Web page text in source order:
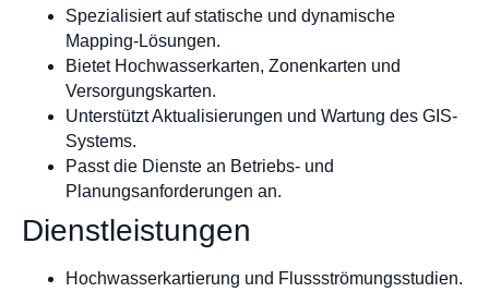
Spezialisiert auf statische und dynamische
Mapping-Lösungen.
Bietet Hochwasserkarten, Zonenkarten und
Versorgungskarten.
Unterstützt Aktualisierungen und Wartung des GIS-
Systems.
Passt die Dienste an Betriebs- und
Planungsanforderungen an.
Dienstleistungen
Hochwasserkartierung und Flussströmungsstudien.